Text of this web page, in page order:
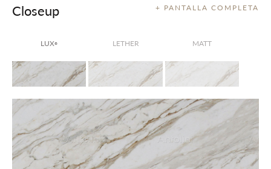
+ PANTALLA COMPLETA
Closeup
LUX® LETHER MATT